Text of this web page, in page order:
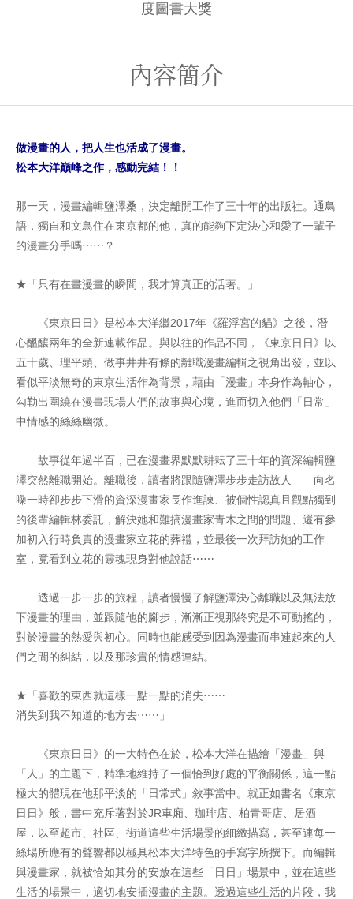
度圖書大獎
內容簡介
做漫畫的人，把人生也活成了漫畫。
松本大洋巔峰之作，感動完結！！
那一天，漫畫編輯鹽澤桑，決定離開工作了三十年的出版社。通鳥
語，獨自和文鳥住在東京都的他，真的能夠下定決心和愛了一輩子
的漫畫分手嗎⋯⋯？
★「只有在畫漫畫的瞬間，我才算真正的活著。」
《東京日日》是松本大洋繼2017年《羅浮宮的貓》之後，潛
心醞釀兩年的全新連載作品。與以往的作品不同，《東京日日》以
五十歲、理平頭、做事井井有條的離職漫畫編輯之視角出發，並以
看似平淡無奇的東京生活作為背景，藉由「漫畫」本身作為軸心，
勾勒出圍繞在漫畫現場人們的故事與心境，進而切入他們「日常」
中情感的絲絲幽微。
故事從年過半百，已在漫畫界默默耕耘了三十年的資深編輯鹽
澤突然離職開始。離職後，讀者將跟隨鹽澤步步走訪故人——向名
噪一時卻步步下滑的資深漫畫家長作進諫、被個性認真且觀點獨到
的後輩編輯林委託，解決她和難搞漫畫家青木之間的問題、還有參
加初入行時負責的漫畫家立花的葬禮，並最後一次拜訪她的工作
室，竟看到立花的靈魂現身對他說話⋯⋯
透過一步一步的旅程，讀者慢慢了解鹽澤決心離職以及無法放
下漫畫的理由，並跟隨他的腳步，漸漸正視那終究是不可動搖的，
對於漫畫的熱愛與初心。同時也能感受到因為漫畫而串連起來的人
們之間的糾結，以及那珍貴的情感連結。
★「喜歡的東西就這樣一點一點的消失⋯⋯
消失到我不知道的地方去⋯⋯」
《東京日日》的一大特色在於，松本大洋在描繪「漫畫」與
「人」的主題下，精準地維持了一個恰到好處的平衡關係，這一點
極大的體現在他那平淡的「日常式」敘事當中。就正如書名《東京
日日》般，書中充斥著對於JR車廂、珈琲店、柏青哥店、居酒
屋，以至超市、社區、街道這些生活場景的細緻描寫，甚至連每一
絲場所應有的聲響都以極具松本大洋特色的手寫字所撰下。而編輯
與漫畫家，就被恰如其分的安放在這些「日日」場景中，並在這些
生活的場景中，適切地安插漫畫的主題。透過這些生活的片段，我